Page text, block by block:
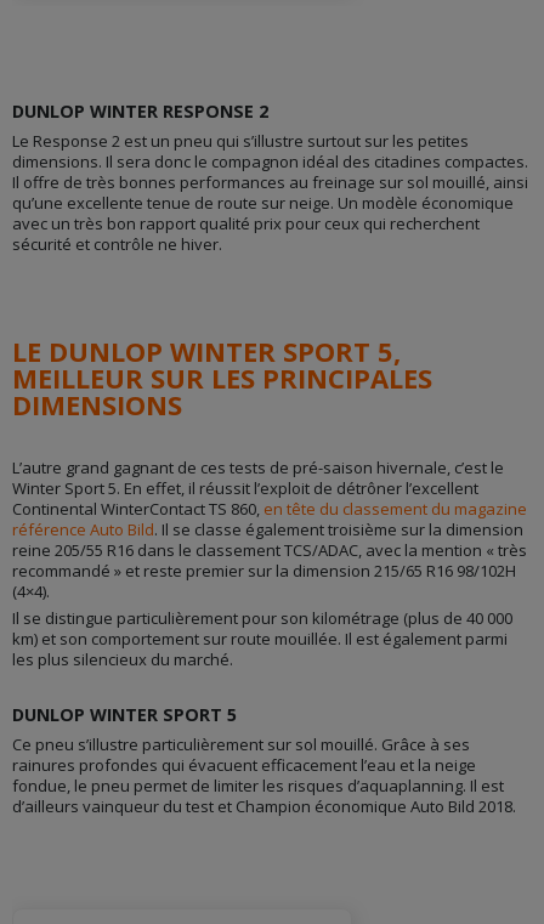
DUNLOP WINTER RESPONSE 2
Le Response 2 est un pneu qui s’illustre surtout sur les petites
dimensions. Il sera donc le compagnon idéal des citadines compactes.
Il offre de très bonnes performances au freinage sur sol mouillé, ainsi
qu’une excellente tenue de route sur neige. Un modèle économique
avec un très bon rapport qualité prix pour ceux qui recherchent
sécurité et contrôle ne hiver.
LE DUNLOP WINTER SPORT 5,
MEILLEUR SUR LES PRINCIPALES
DIMENSIONS
L’autre grand gagnant de ces tests de pré-saison hivernale, c’est le
Winter Sport 5. En effet, il réussit l’exploit de détrôner l’excellent
Continental WinterContact TS 860, en tête du classement du magazine
référence Auto Bild. Il se classe également troisième sur la dimension
reine 205/55 R16 dans le classement TCS/ADAC, avec la mention « très
recommandé » et reste premier sur la dimension 215/65 R16 98/102H
(4×4).
Il se distingue particulièrement pour son kilométrage (plus de 40 000
km) et son comportement sur route mouillée. Il est également parmi
les plus silencieux du marché.
DUNLOP WINTER SPORT 5
Ce pneu s’illustre particulièrement sur sol mouillé. Grâce à ses
rainures profondes qui évacuent efficacement l’eau et la neige
fondue, le pneu permet de limiter les risques d’aquaplanning. Il est
d’ailleurs vainqueur du test et Champion économique Auto Bild 2018.